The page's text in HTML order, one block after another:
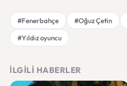
#Fenerbahçe #Oğuz Çetin
#Yıldız oyuncu
İLGILI HABERLER